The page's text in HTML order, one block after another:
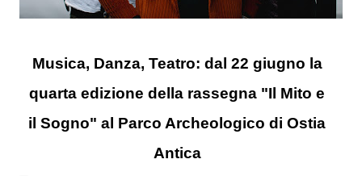
Musica, Danza, Teatro: dal 22 giugno la
quarta edizione della rassegna "Il Mito e
il Sogno" al Parco Archeologico di Ostia
Antica